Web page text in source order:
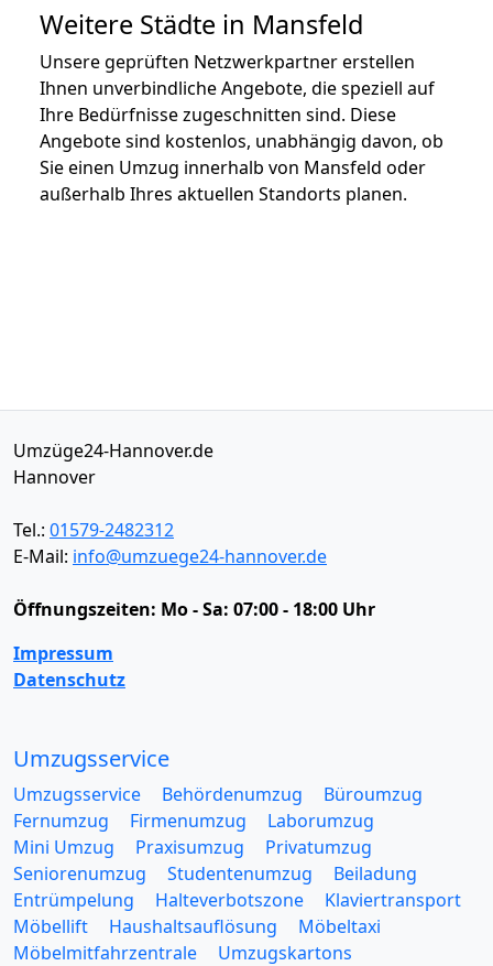
Weitere Städte in Mansfeld
Unsere geprüften Netzwerkpartner erstellen
Ihnen unverbindliche Angebote, die speziell auf
Ihre Bedürfnisse zugeschnitten sind. Diese
Angebote sind kostenlos, unabhängig davon, ob
Sie einen Umzug innerhalb von Mansfeld oder
außerhalb Ihres aktuellen Standorts planen.
Umzüge24-Hannover.de
Hannover
Tel.: 01579-2482312
E-Mail: info@umzuege24-hannover.de
Öffnungszeiten: Mo - Sa: 07:00 - 18:00 Uhr
Impressum
Datenschutz
Umzugsservice
Umzugsservice Behördenumzug
Büroumzug
Fernumzug
Firmenumzug
Laborumzug
Mini Umzug
Praxisumzug
Privatumzug
Seniorenumzug
Studentenumzug
Beiladung
Entrümpelung
Halteverbotszone
Klaviertransport
Möbellift
Haushaltsauflösung
Möbeltaxi
Möbelmitfahrzentrale
Umzugskartons